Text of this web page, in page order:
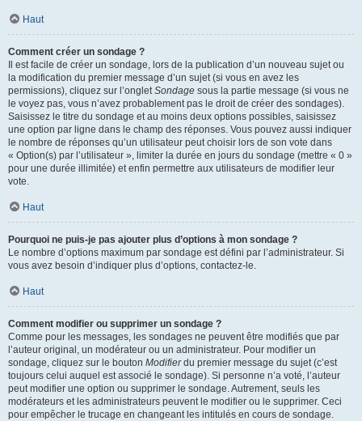
Haut
Comment créer un sondage ?
Il est facile de créer un sondage, lors de la publication d’un nouveau sujet ou
la modification du premier message d’un sujet (si vous en avez les
permissions), cliquez sur l’ongletSondage sous la partie message (si vous ne
le voyez pas, vous n’avez probablement pas le droit de créer des sondages).
Saisissez le titre du sondage et au moins deux options possibles, saisissez
une option par ligne dans le champ des réponses. Vous pouvez aussi indiquer
le nombre de réponses qu’un utilisateur peut choisir lors de son vote dans
« Option(s) par l’utilisateur », limiter la durée en jours du sondage (mettre « 0 »
pour une durée illimitée) et enfin permettre aux utilisateurs de modifier leur
vote.
Haut
Pourquoi ne puis-je pas ajouter plus d’options à mon sondage ?
Le nombre d’options maximum par sondage est défini par l’administrateur. Si
vous avez besoin d’indiquer plus d’options, contactez-le.
Haut
Comment modifier ou supprimer un sondage ?
Comme pour les messages, les sondages ne peuvent être modifiés que par
l’auteur original, un modérateur ou un administrateur. Pour modifier un
sondage, cliquez sur le bouton Modifierdu premier message du sujet (c’est
toujours celui auquel est associé le sondage). Si personne n’a voté, l’auteur
peut modifier une option ou supprimer le sondage. Autrement, seuls les
modérateurs et les administrateurs peuvent le modifier ou le supprimer. Ceci
pour empêcher le trucage en changeant les intitulés en cours de sondage.